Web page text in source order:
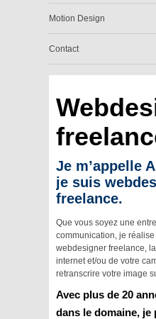
Motion Design
Contact
Je m’appelle
je suis
freelance.
Que vous soyez une
communication, je
webdesigner freelance,
internet et/ou de votre
retranscrire votre image
Avec plus de 20
dans le domaine, je